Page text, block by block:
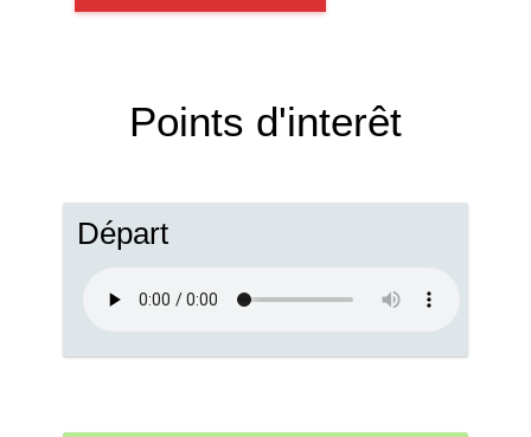
Points d'interêt
Départ